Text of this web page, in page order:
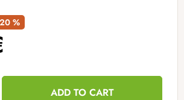
%
ADD TO CART